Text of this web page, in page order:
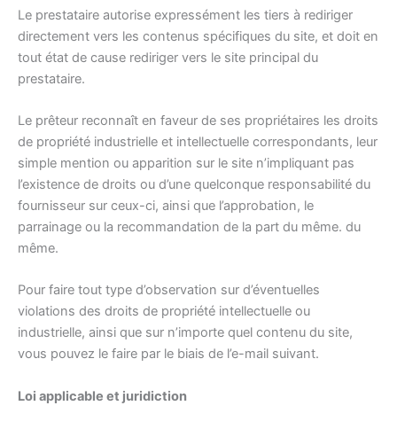
Le prestataire autorise expressément les tiers à rediriger
directement vers les contenus spécifiques du site, et doit en
tout état de cause rediriger vers le site principal du
prestataire.
Le prêteur reconnaît en faveur de ses propriétaires les droits
de propriété industrielle et intellectuelle correspondants, leur
simple mention ou apparition sur le site n’impliquant pas
l’existence de droits ou d’une quelconque responsabilité du
fournisseur sur ceux-ci, ainsi que l’approbation, le
parrainage ou la recommandation de la part du même. du
même.
Pour faire tout type d’observation sur d’éventuelles
violations des droits de propriété intellectuelle ou
industrielle, ainsi que sur n’importe quel contenu du site,
vous pouvez le faire par le biais de l’e-mail suivant.
Loi applicable et juridiction